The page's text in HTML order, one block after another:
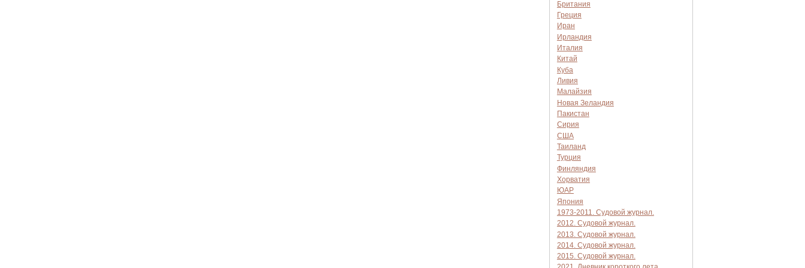
Британия
Греция
Иран
Ирландия
Италия
Китай
Куба
Ливия
Малайзия
Новая Зеландия
Пакистан
Сирия
США
Таиланд
Турция
Финляндия
Хорватия
ЮАР
Япония
1973-2011. Судовой журнал.
2012. Судовой журнал.
2013. Судовой журнал.
2014. Судовой журнал.
2015. Судовой журнал.